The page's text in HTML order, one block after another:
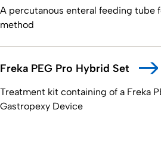
A percutanous enteral feeding tube
method
Treatment kit containing of a Freka
Gastropexy Device
Freka PEG Pro Hybrid Set